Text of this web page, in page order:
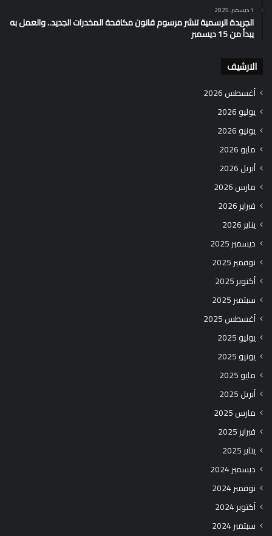
1 ديسمبر، 2025
الجريدة الرسمية تنشر مرسوم قانون مكافحة المخدرات الجديد.. والعمل به
يبدأ من 15 ديسمبر
الارشيف
أغسطس 2026
يوليو 2026
يونيو 2026
مايو 2026
أبريل 2026
مارس 2026
فبراير 2026
يناير 2026
ديسمبر 2025
نوفمبر 2025
أكتوبر 2025
سبتمبر 2025
أغسطس 2025
يوليو 2025
يونيو 2025
مايو 2025
أبريل 2025
مارس 2025
فبراير 2025
يناير 2025
ديسمبر 2024
نوفمبر 2024
أكتوبر 2024
سبتمبر 2024